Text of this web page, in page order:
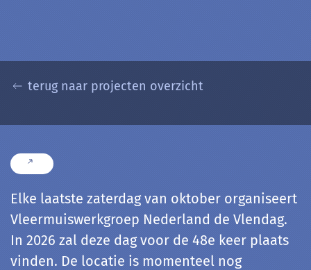
terug naar projecten overzicht
Elke laatste zaterdag van oktober organiseert
Vleermuiswerkgroep Nederland de Vlendag.
In 2026 zal deze dag voor de 48e keer plaats
vinden. De locatie is momenteel nog